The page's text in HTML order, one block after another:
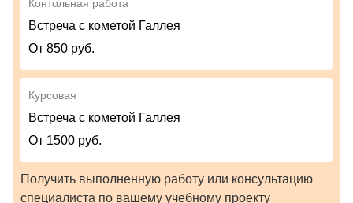
Контольная работа
Встреча с кометой Галлея
От 850 руб.
Курсовая
Встреча с кометой Галлея
От 1500 руб.
Получить выполненную работу или консультацию
специалиста по вашему учебному проекту